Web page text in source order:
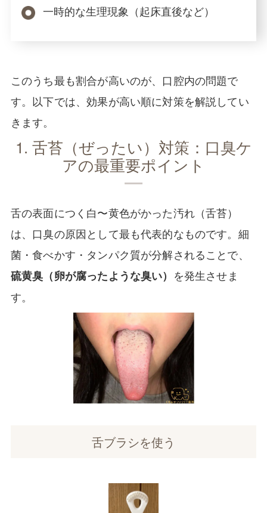
一時的な生理現象（起床直後など）
このうち最も割合が高いのが、口腔内の問題で
す。以下では、効果が高い順に対策を解説してい
きます。
1. 舌苔（ぜったい）対策：口臭ケ
アの最重要ポイント
舌の表面につく白〜黄色がかった汚れ（舌苔）
は、口臭の原因として最も代表的なものです。細
菌・食べかす・タンパク質が分解されることで、
硫黄臭（卵が腐ったような臭い） を発生させま
す。
舌ブラシを使う